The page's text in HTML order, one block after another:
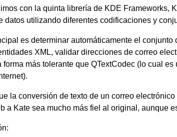
con la quinta librería de KDE Frameworks,
datos utilizando diferentes codificaciones y
es determinar automáticamente el conjunto
XML, validar direcciones de correo
forma más tolerante que QTextCodec (lo cual
la conversión de texto de un correo
a Kate sea mucho más fiel al original, aunque